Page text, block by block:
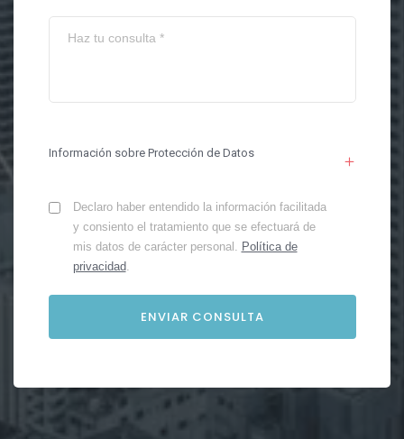
Información sobre Protección de Datos
Declaro haber entendido la información facilitada
y consiento el tratamiento que se efectuará de
mis datos de carácter personal. Política de
privacidad.